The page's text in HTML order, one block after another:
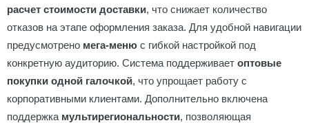
расчет стоимости доставки, что снижает количество
отказов на этапе оформления заказа. Для удобной навигации
предусмотрено мега-меню с гибкой настройкой под
конкретную аудиторию. Система поддерживает оптовые
покупки одной галочкой, что упрощает работу с
корпоративными клиентами. Дополнительно включена
поддержка мультирегиональности, позволяющая